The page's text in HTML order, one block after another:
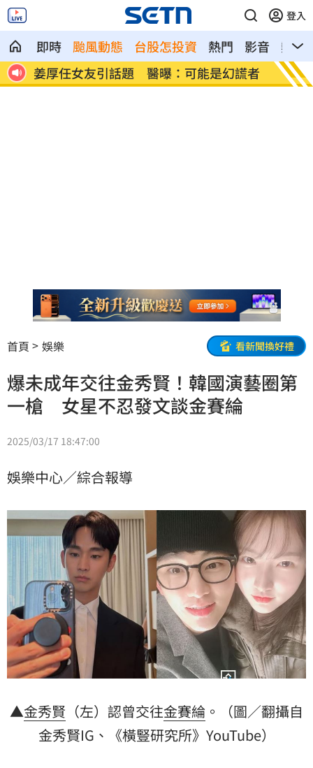
登入
即時 颱風動態 台股怎投資 熱門 影音
熱搜
物 姜厚任女友引話題 醫曝：可能是幻謊者 受惠
首頁 娛樂 看新聞換好禮
爆未成年交往金秀賢！韓國演藝圈第
一槍 女星不忍發文談金賽綸
2025/03/17 18:47:00
娛樂中心／綜合報導
▲金秀賢 （左）認曾交往金賽綸 。（圖／翻攝自
金秀賢IG、《橫豎研究所》YouTube）